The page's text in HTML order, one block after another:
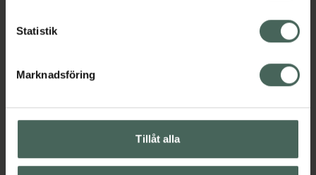
Statistik
Marknadsföring
Tillåt alla
EAN:
Barn och föräldrar